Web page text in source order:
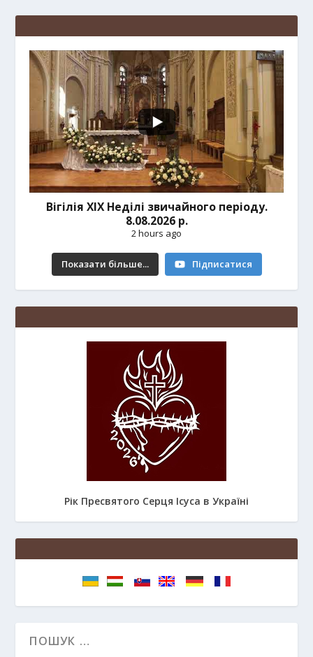
Вігілія ХІХ Неділі звичайного періоду.
8.08.2026 р.
2 hours ago
Показати більше... Підписатися
Рік Пресвятого Серця Ісуса в Україні